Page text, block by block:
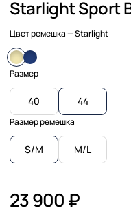
Starlight Sport
Цвет ремешка— Starlight
Размер
40 44
Размер ремешка
S/M M/L
23 900 ₽